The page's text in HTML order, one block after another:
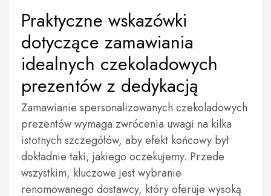
Praktyczne wskazówki
dotyczące zamawiania
idealnych czekoladowych
prezentów z dedykacją
Zamawianie spersonalizowanych czekoladowych
prezentów wymaga zwrócenia uwagi na kilka
istotnych szczegółów, aby efekt końcowy był
dokładnie taki, jakiego oczekujemy. Przede
wszystkim, kluczowe jest wybranie
renomowanego dostawcy, który oferuje wysoką